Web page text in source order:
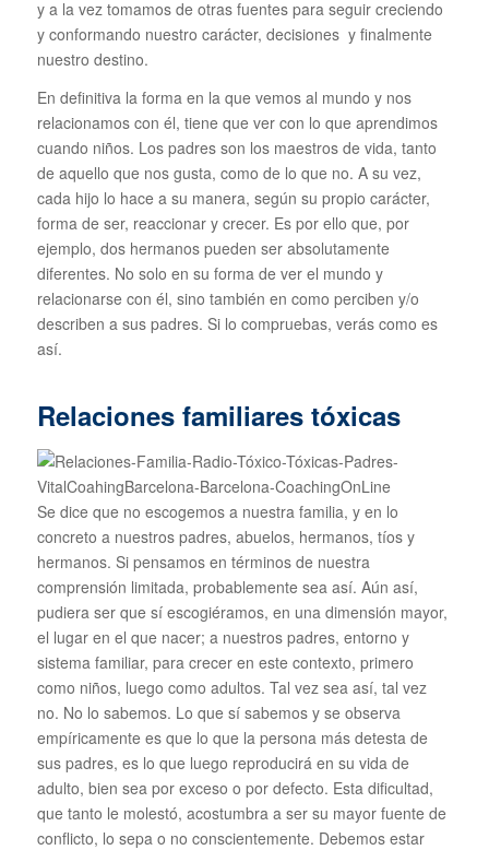
y a la vez tomamos de otras fuentes para seguir creciendo
y conformando nuestro carácter, decisiones y finalmente
nuestro destino.
En definitiva la forma en la que vemos al mundo y nos
relacionamos con él, tiene que ver con lo que aprendimos
cuando niños. Los padres son los maestros de vida, tanto
de aquello que nos gusta, como de lo que no. A su vez,
cada hijo lo hace a su manera, según su propio carácter,
forma de ser, reaccionar y crecer. Es por ello que, por
ejemplo, dos hermanos pueden ser absolutamente
diferentes. No solo en su forma de ver el mundo y
relacionarse con él, sino también en como perciben y/o
describen a sus padres. Si lo compruebas, verás como es
así.
Relaciones familiares tóxicas
Se dice que no escogemos a nuestra familia, y en lo
concreto a nuestros padres, abuelos, hermanos, tíos y
hermanos. Si pensamos en términos de nuestra
comprensión limitada, probablemente sea así. Aún así,
pudiera ser que sí escogiéramos, en una dimensión mayor,
el lugar en el que nacer; a nuestros padres, entorno y
sistema familiar, para crecer en este contexto, primero
como niños, luego como adultos. Tal vez sea así, tal vez
no. No lo sabemos. Lo que sí sabemos y se observa
empíricamente es que lo que la persona más detesta de
sus padres, es lo que luego reproducirá en su vida de
adulto, bien sea por exceso o por defecto. Esta dificultad,
que tanto le molestó, acostumbra a ser su mayor fuente de
conflicto, lo sepa o no conscientemente. Debemos estar